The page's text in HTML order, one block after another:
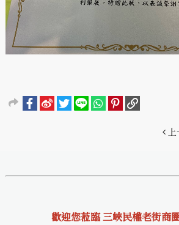
歡迎您蒞臨 三峽民權老街商